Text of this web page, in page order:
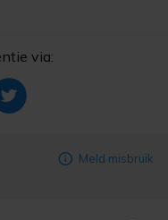
via:
Meld misbruik